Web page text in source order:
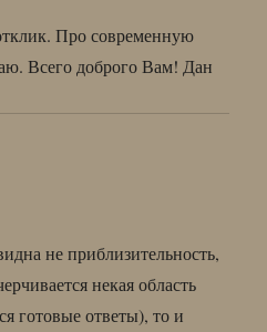
Про современную
Всего доброго Вам! Дан
не приблизительность,
некая область
готовые ответы), то и